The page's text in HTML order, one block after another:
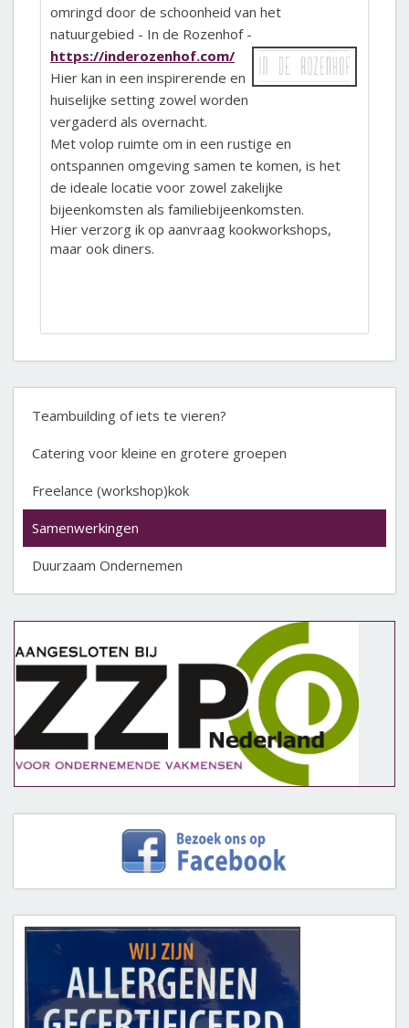
omringd door de schoonheid van het
natuurgebied - In de Rozenhof -
https://inderozenhof.com/
Hier kan in een inspirerende en
huiselijke setting zowel worden
vergaderd als overnacht.
Met volop ruimte om in een rustige en
ontspannen omgeving samen te komen, is het
de ideale locatie voor zowel zakelijke
bijeenkomsten als familiebijeenkomsten.
Hier verzorg ik op aanvraag kookworkshops,
maar ook diners.
Teambuilding of iets te vieren?
Catering voor kleine en grotere groepen
Freelance (workshop)kok
Samenwerkingen
Duurzaam Ondernemen